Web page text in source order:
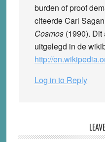
burden of proof
citeerde Carl
Cosmos(1990). Dit
uitgelegd in de
http://
Log in to Reply